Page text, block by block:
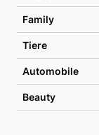
Family
Tiere
Automobile
Beauty